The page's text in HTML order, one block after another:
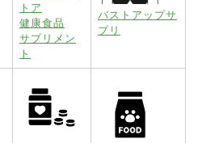
トア
健康食品
サプリメン
ト
バストアップサ
プリ